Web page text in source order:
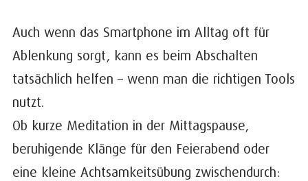
Auch wenn das Smartphone im Alltag oft für
Ablenkung sorgt, kann es beim Abschalten
tatsächlich helfen – wenn man die richtigen Tools
nutzt.
Ob kurze Meditation in der Mittagspause,
beruhigende Klänge für den Feierabend oder
eine kleine Achtsamkeitsübung zwischendurch: